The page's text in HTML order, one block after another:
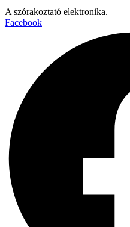
A szórakoztató elektronika.
Facebook